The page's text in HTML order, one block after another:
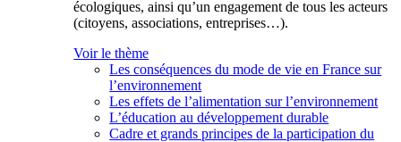
écologiques, ainsi qu’un engagement de tous les acteurs
(citoyens, associations, entreprises…).
Voir le thème
Les conséquences du mode de vie en France sur
l’environnement
Les effets de l’alimentation sur l’environnement
L’éducation au développement durable
Cadre et grands principes de la participation du